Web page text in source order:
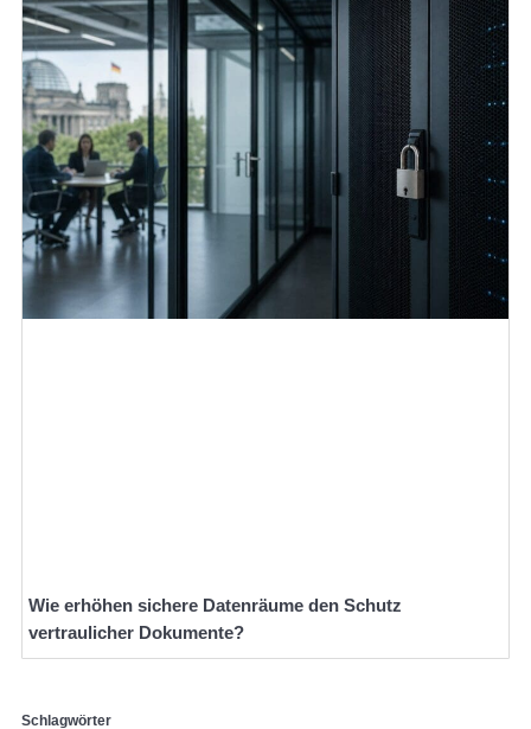
Wie erhöhen sichere Datenräume den Schutz
vertraulicher Dokumente?
Schlagwörter